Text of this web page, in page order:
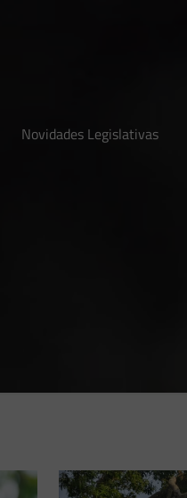
Novidades Legislativas